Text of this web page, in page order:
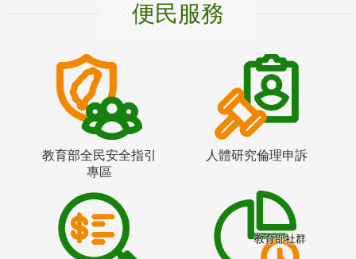
便民服務
教育部全民安全指引
專區
人體研究倫理申訴
教育部社群